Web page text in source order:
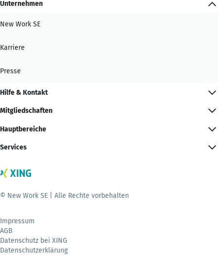
Unternehmen
New Work SE
Karriere
Presse
Hilfe & Kontakt
Mitgliedschaften
Hauptbereiche
Services
© New Work SE | Alle Rechte vorbehalten
Impressum
AGB
Datenschutz bei XING
Datenschutzerklärung